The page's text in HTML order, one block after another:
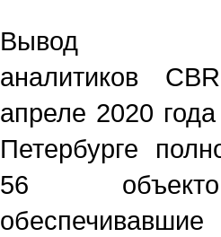
Вывод
аналитиков
апреле 2020
Петербурге
56